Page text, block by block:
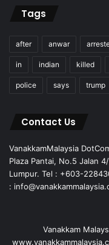
Tags
after anwar
in indian killed
police says trump
Contact Us
VanakkamMalaysia
Plaza Pantai, No.5 Jalan
Lumpur. Tel : +603-
:
Vanakkam